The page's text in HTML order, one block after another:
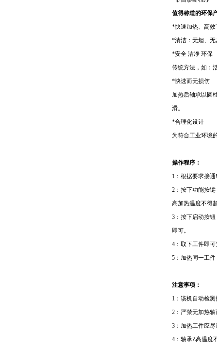
值得称道的环保
*快速加热、高效
*清洁：无烟、
*安全 洁净 环保
传统方法，如：
*快速而无损伤
加热后轴承以圆
滑。
*合理化设计
为符合工业环境
操作程序：
1 ：根据要求接
2 ：按下功能按
高加热温度不得
3 ：按下启动按
即可。
4 ：取下工件即
5 ：加热同一工
注意事项：
1 ：该机自动检
2 ：严禁无加热
3 ：加热工件应
4 ：轴承Z高温度